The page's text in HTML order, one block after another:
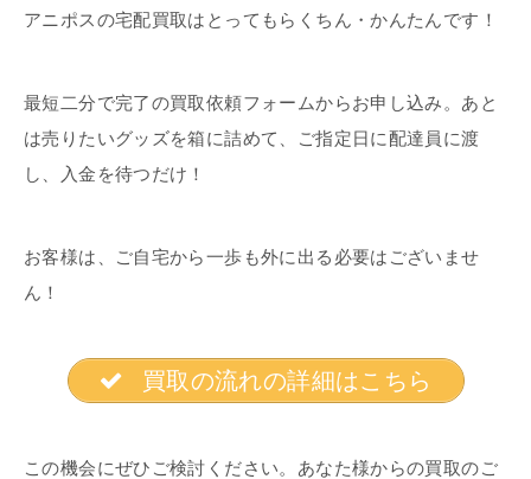
アニポスの宅配買取はとってもらくちん・かんたんです！
最短二分で完了の買取依頼フォームからお申し込み。あと
は売りたいグッズを箱に詰めて、ご指定日に配達員に渡
し、入金を待つだけ！
お客様は、ご自宅から一歩も外に出る必要はございませ
ん！
買取の流れの詳細はこちら
この機会にぜひご検討ください。あなた様からの買取のご